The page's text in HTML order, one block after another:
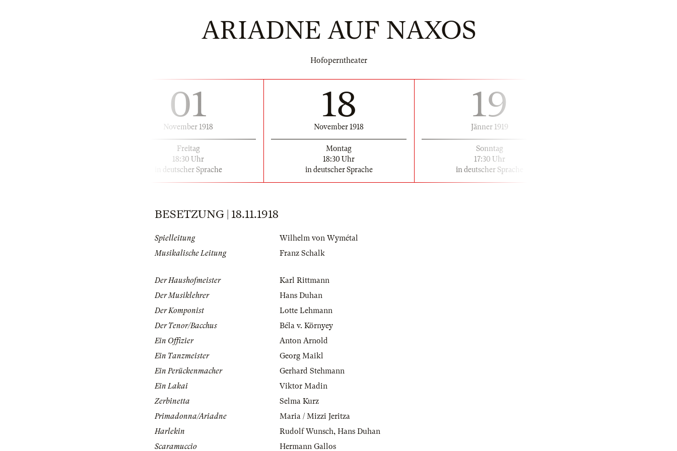
ARIADNE AUF NAXOS
Hofoperntheater
01
November 1918
Freitag
18:30 Uhr
in deutscher Sprache
18
November 1918
Montag
18:30 Uhr
in deutscher Sprache
19
Jänner 1919
Sonntag
17:30 Uhr
in deutscher Sprache
BESETZUNG | 18.11.1918
Spielleitung
Wilhelm von Wymétal
Musikalische Leitung
Franz Schalk
Der Haushofmeister
Karl Rittmann
Der Musiklehrer
Hans Duhan
Der Komponist
Lotte Lehmann
Der Tenor/Bacchus
Béla v. Környey
Ein Offizier
Anton Arnold
Ein Tanzmeister
Georg Maikl
Ein Perückenmacher
Gerhard Stehmann
Ein Lakai
Viktor Madin
Zerbinetta
Selma Kurz
Primadonna/Ariadne
Maria / Mizzi Jeritza
Harlekin
Rudolf Wunsch, Hans Duhan
Scaramuccio
Hermann Gallos